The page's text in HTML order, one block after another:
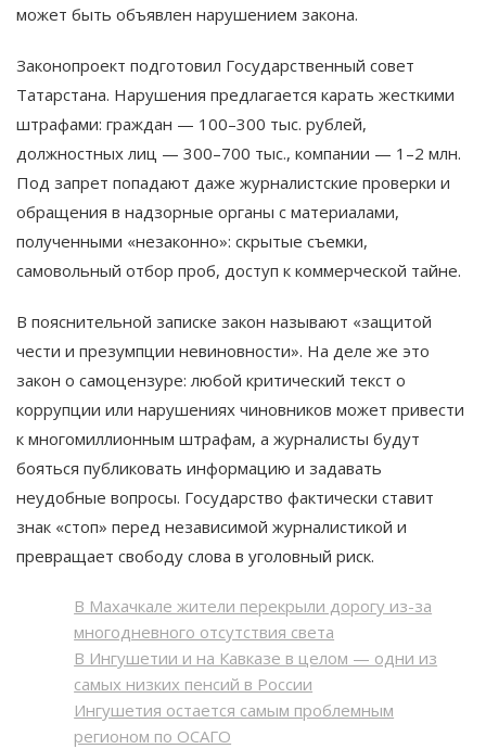
может быть объявлен нарушением закона.
Законопроект подготовил Государственный совет
Татарстана. Нарушения предлагается карать жесткими
штрафами: граждан — 100–300 тыс. рублей,
должностных лиц — 300–700 тыс., компании — 1–2 млн.
Под запрет попадают даже журналистские проверки и
обращения в надзорные органы с материалами,
полученными «незаконно»: скрытые съемки,
самовольный отбор проб, доступ к коммерческой тайне.
В пояснительной записке закон называют «защитой
чести и презумпции невиновности». На деле же это
закон о самоцензуре: любой критический текст о
коррупции или нарушениях чиновников может привести
к многомиллионным штрафам, а журналисты будут
бояться публиковать информацию и задавать
неудобные вопросы. Государство фактически ставит
знак «стоп» перед независимой журналистикой и
превращает свободу слова в уголовный риск.
В Махачкале жители перекрыли дорогу из-за
многодневного отсутствия света
В Ингушетии и на Кавказе в целом — одни из
самых низких пенсий в России
Ингушетия остается самым проблемным
регионом по ОСАГО